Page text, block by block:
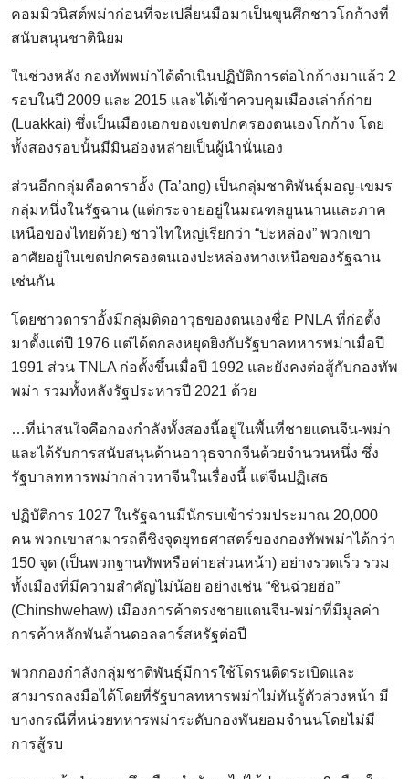
คอมมิวนิสต์พม่าก่อนที่จะเปลี่ยนมือมาเป็นขุนศึกชาวโกก้างที่
สนับสนุนชาตินิยม
ในช่วงหลัง กองทัพพม่าได้ดำเนินปฏิบัติการต่อโกก้างมาแล้ว 2
รอบในปี 2009 และ 2015 และได้เข้าควบคุมเมืองเล่าก์ก่าย
(Luakkai) ซึ่งเป็นเมืองเอกของเขตปกครองตนเองโกก้าง โดย
ทั้งสองรอบนั้นมีมินอ่องหล่ายเป็นผู้นำนั่นเอง
ส่วนอีกกลุ่มคือดาราอั้ง (Ta’ang) เป็นกลุ่มชาติพันธุ์มอญ-เขมร
กลุ่มหนึ่งในรัฐฉาน (แต่กระจายอยู่ในมณฑลยูนนานและภาค
เหนือของไทยด้วย) ชาวไทใหญ่เรียกว่า “ปะหล่อง” พวกเขา
อาศัยอยู่ในเขตปกครองตนเองปะหล่องทางเหนือของรัฐฉาน
เช่นกัน
โดยชาวดาราอั้งมีกลุ่มติดอาวุธของตนเองชื่อ PNLA ที่ก่อตั้ง
มาตั้งแต่ปี 1976 แต่ได้ตกลงหยุดยิงกับรัฐบาลทหารพม่าเมื่อปี
1991 ส่วน TNLA ก่อตั้งขึ้นเมื่อปี 1992 และยังคงต่อสู้กับกองทัพ
พม่า รวมทั้งหลังรัฐประหารปี 2021 ด้วย
…ที่น่าสนใจคือกองกำลังทั้งสองนี้อยู่ในพื้นที่ชายแดนจีน-พม่า
และได้รับการสนับสนุนด้านอาวุธจากจีนด้วยจำนวนหนึ่ง ซึ่ง
รัฐบาลทหารพม่ากล่าวหาจีนในเรื่องนี้ แต่จีนปฏิเสธ
ปฏิบัติการ 1027 ในรัฐฉานมีนักรบเข้าร่วมประมาณ 20,000
คน พวกเขาสามารถตีชิงจุดยุทธศาสตร์ของกองทัพพม่าได้กว่า
150 จุด (เป็นพวกฐานทัพหรือค่ายส่วนหน้า) อย่างรวดเร็ว รวม
ทั้งเมืองที่มีความสำคัญไม่น้อย อย่างเช่น “ชินฉ่วยฮ่อ”
(Chinshwehaw) เมืองการค้าตรงชายแดนจีน-พม่าที่มีมูลค่า
การค้าหลักพันล้านดอลลาร์สหรัฐต่อปี
พวกกองกำลังกลุ่มชาติพันธุ์มีการใช้โดรนติดระเบิดและ
สามารถลงมือได้โดยที่รัฐบาลทหารพม่าไม่ทันรู้ตัวล่วงหน้า มี
บางกรณีที่หน่วยทหารพม่าระดับกองพันยอมจำนนโดยไม่มี
การสู้รบ